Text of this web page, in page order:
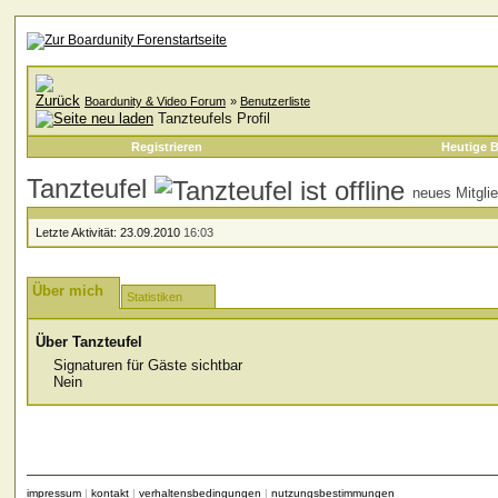
Boardunity & Video Forum » Benutzerliste
Tanzteufels Profil
Registrieren Heutige
Tanzteufel neues
Letzte Aktivität: 23.09.2010 16:03
Über mich Statistiken
Über Tanzteufel
Signaturen für Gäste sichtbar
Nein
impressum | kontakt | verhaltensbedingungen | nutzungsbestimmungen